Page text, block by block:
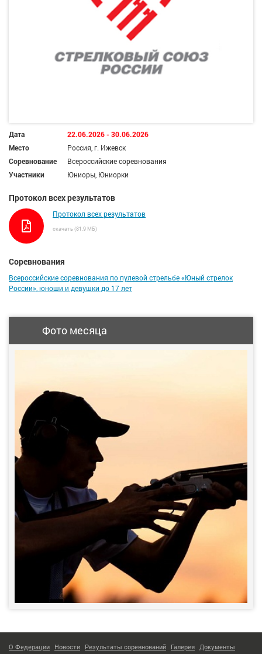
Дата
22.06.2026 - 30.06.2026
Место
Россия, г. Ижевск
Соревнование
Всероссийские соревнования
Участники
Юниоры, Юниорки
Протокол всех результатов
Протокол всех результатов
скачать (81.9 МБ)
Соревнования
Всероссийские соревнования по пулевой стрельбе «Юный стрелок
России», юноши и девушки до 17 лет
Фото месяца
О Федерации Новости Результаты соревнований Галерея Документы